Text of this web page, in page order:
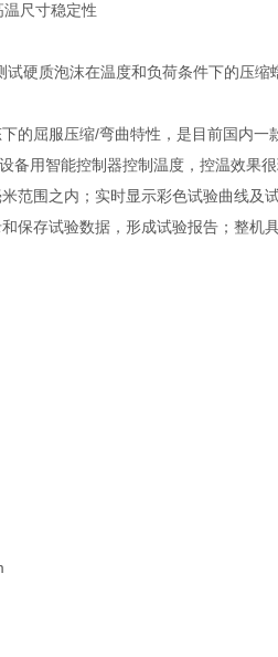
尺寸稳定性
试硬质泡沫在温度和负荷条件下的压缩
的屈服压缩/弯曲特性，是目前国内
备用智能控制器控制温度，控温效果
范围之内；实时显示彩色试验曲线及
保存试验数据，形成试验报告；整机